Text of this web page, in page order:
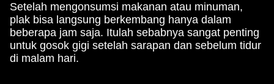
Setelah mengonsumsi makanan atau minuman,
plak bisa langsung berkembang hanya dalam
beberapa jam saja. Itulah sebabnya sangat penting
untuk gosok gigi setelah sarapan dan sebelum tidur
di malam hari.